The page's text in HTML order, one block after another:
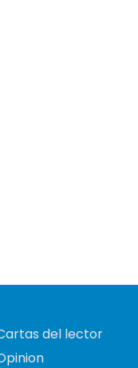
del lector